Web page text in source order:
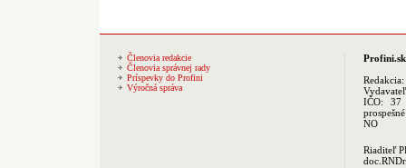
Členovia redakcie
Členovia správnej rady
Príspevky do Profini
Výročná správa
Profini.sk
Redakcia:
IČO: 37
NO
Riaditeľ